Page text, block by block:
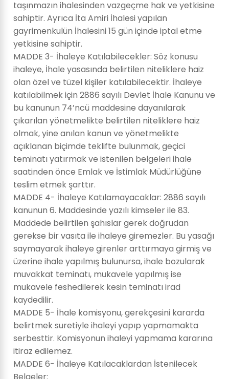
taşınmazın ihalesinden vazgeçme hak ve yetkisine
sahiptir. Ayrıca İta Amiri İhalesi yapılan
gayrimenkulün İhalesini 15 gün içinde iptal etme
yetkisine sahiptir.
MADDE 3- İhaleye Katılabilecekler: Söz konusu
ihaleye, İhale yasasında belirtilen niteliklere haiz
olan özel ve tüzel kişiler katılabilecektir. İhaleye
katılabilmek için 2886 sayılı Devlet İhale Kanunu ve
bu kanunun 74’ncü maddesine dayanılarak
çıkarılan yönetmelikte belirtilen niteliklere haiz
olmak, yine anılan kanun ve yönetmelikte
açıklanan biçimde teklifte bulunmak, geçici
teminatı yatırmak ve istenilen belgeleri ihale
saatinden önce Emlak ve İstimlak Müdürlüğüne
teslim etmek şarttır.
MADDE 4- İhaleye Katılamayacaklar: 2886 sayılı
kanunun 6. Maddesinde yazılı kimseler ile 83.
Maddede belirtilen şahıslar gerek doğrudan
gerekse bir vasıta ile ihaleye giremezler. Bu yasağı
saymayarak ihaleye girenler arttırmaya girmiş ve
üzerine ihale yapılmış bulunursa, ihale bozularak
muvakkat teminatı, mukavele yapılmış ise
mukavele feshedilerek kesin teminatı irad
kaydedilir.
MADDE 5- İhale komisyonu, gerekçesini kararda
belirtmek suretiyle ihaleyi yapıp yapmamakta
serbesttir. Komisyonun ihaleyi yapmama kararına
itiraz edilemez.
MADDE 6- İhaleye Katılacaklardan İstenilecek
Belgeler: